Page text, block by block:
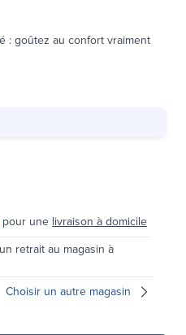
: goûtez au confort vraiment
pour unelivraison à domicile
retrait au magasin à
Choisir un autre magasin